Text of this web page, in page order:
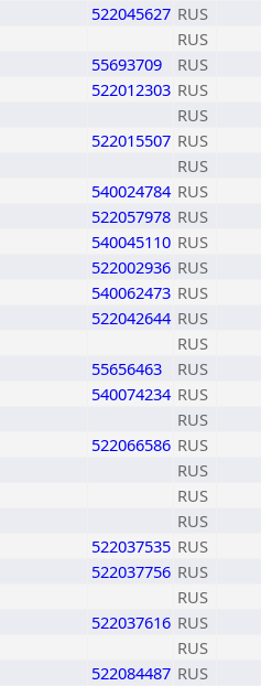
522045627 RUS
RUS
55693709
RUS
522012303 RUS
RUS
522015507 RUS
RUS
540024784 RUS
522057978 RUS
540045110 RUS
522002936 RUS
540062473 RUS
522042644 RUS
RUS
55656463
RUS
540074234 RUS
RUS
522066586 RUS
RUS
RUS
RUS
522037535 RUS
522037756 RUS
RUS
522037616 RUS
RUS
522084487 RUS